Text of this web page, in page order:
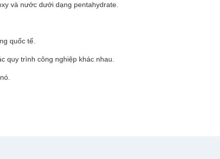
và nước dưới dạng pentahydrate.
quốc tế.
quy trình công nghiệp khác nhau.